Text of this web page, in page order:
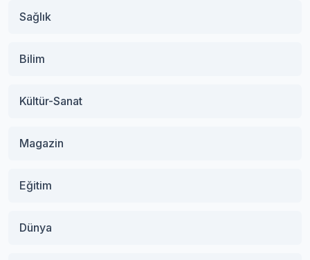
Sağlık
Bilim
Kültür-Sanat
Magazin
Eğitim
Dünya